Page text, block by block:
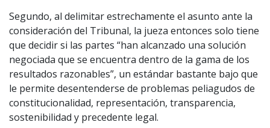
Segundo, al delimitar estrechamente el asunto ante la
consideración del Tribunal, la jueza entonces solo tiene
que decidir si las partes “han alcanzado una solución
negociada que se encuentra dentro de la gama de los
resultados razonables”, un estándar bastante bajo que
le permite desentenderse de problemas peliagudos de
constitucionalidad, representación, transparencia,
sostenibilidad y precedente legal.